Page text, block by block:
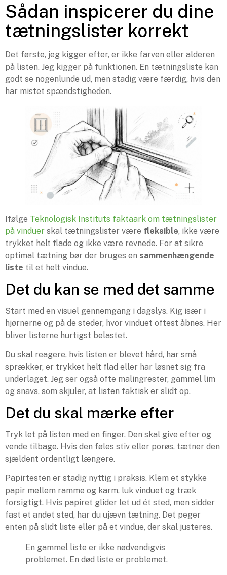
Sådan inspicerer du dine
tætningslister korrekt
Det første, jeg kigger efter, er ikke farven eller alderen
på listen. Jeg kigger på funktionen. En tætningsliste kan
godt se nogenlunde ud, men stadig være færdig, hvis den
har mistet spændstigheden.
Ifølge Teknologisk Instituts faktaark om tætningslister
på vinduer skal tætningslister være fleksible, ikke være
trykket helt flade og ikke være revnede. For at sikre
optimal tætning bør der bruges en sammenhængende
liste til et helt vindue.
Det du kan se med det samme
Start med en visuel gennemgang i dagslys. Kig især i
hjørnerne og på de steder, hvor vinduet oftest åbnes. Her
bliver listerne hurtigst belastet.
Du skal reagere, hvis listen er blevet hård, har små
sprækker, er trykket helt flad eller har løsnet sig fra
underlaget. Jeg ser også ofte malingrester, gammel lim
og snavs, som skjuler, at listen faktisk er slidt op.
Det du skal mærke efter
Tryk let på listen med en finger. Den skal give efter og
vende tilbage. Hvis den føles stiv eller porøs, tætner den
sjældent ordentligt længere.
Papirtesten er stadig nyttig i praksis. Klem et stykke
papir mellem ramme og karm, luk vinduet og træk
forsigtigt. Hvis papiret glider let ud ét sted, men sidder
fast et andet sted, har du ujævn tætning. Det peger
enten på slidt liste eller på et vindue, der skal justeres.
En gammel liste er ikke nødvendigvis
problemet. En død liste er problemet.